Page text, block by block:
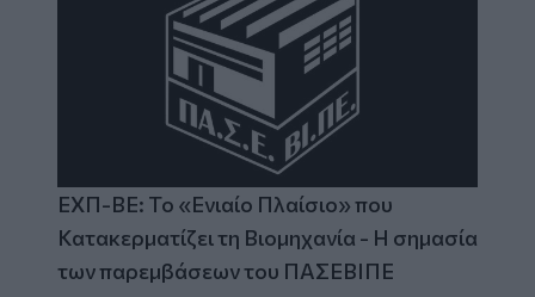
ΕΧΠ-ΒΕ: Το «Ενιαίο Πλαίσιο» που
Κατακερματίζει τη Βιομηχανία - Η σημασία
των παρεμβάσεων του ΠΑΣΕΒΙΠΕ